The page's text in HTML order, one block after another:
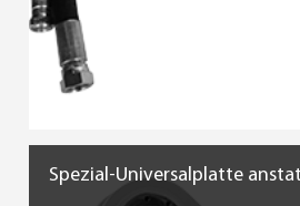
Spezial-Universalplatte